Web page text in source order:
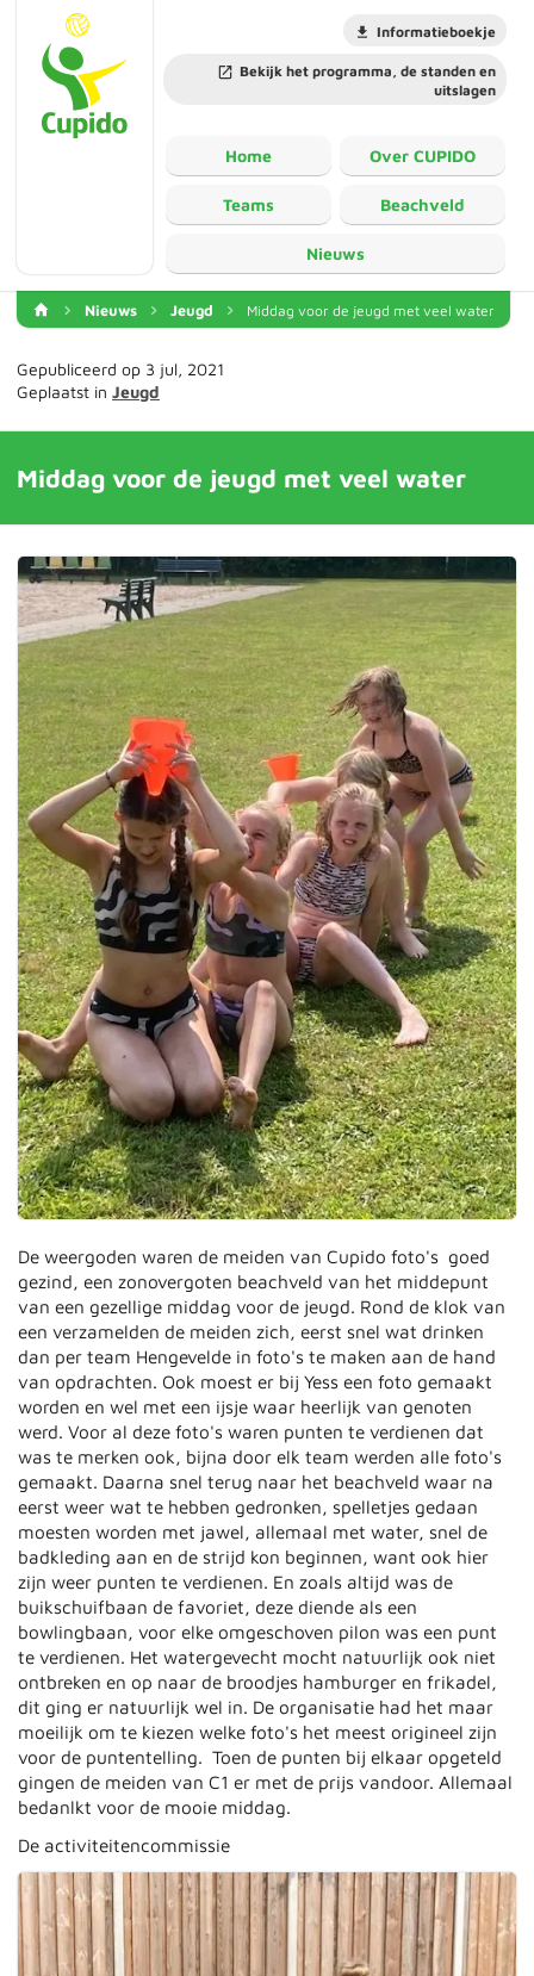
Informatieboekje
Bekijk het programma, de standen en
uitslagen
Home Over CUPIDO
Teams Beachveld
Nieuws
Nieuws Jeugd Middag voor de jeugd met veel water
Gepubliceerd op 3 jul, 2021
Geplaatst in Jeugd
Middag voor de jeugd met veel water
De weergoden waren de meiden van Cupido foto's goed
gezind, een zonovergoten beachveld van het middepunt
van een gezellige middag voor de jeugd. Rond de klok van
een verzamelden de meiden zich, eerst snel wat drinken
dan per team Hengevelde in foto's te maken aan de hand
van opdrachten. Ook moest er bij Yess een foto gemaakt
worden en wel met een ijsje waar heerlijk van genoten
werd. Voor al deze foto's waren punten te verdienen dat
was te merken ook, bijna door elk team werden alle foto's
gemaakt. Daarna snel terug naar het beachveld waar na
eerst weer wat te hebben gedronken, spelletjes gedaan
moesten worden met jawel, allemaal met water, snel de
badkleding aan en de strijd kon beginnen, want ook hier
zijn weer punten te verdienen. En zoals altijd was de
buikschuifbaan de favoriet, deze diende als een
bowlingbaan, voor elke omgeschoven pilon was een punt
te verdienen. Het watergevecht mocht natuurlijk ook niet
ontbreken en op naar de broodjes hamburger en frikadel,
dit ging er natuurlijk wel in. De organisatie had het maar
moeilijk om te kiezen welke foto's het meest origineel zijn
voor de puntentelling. Toen de punten bij elkaar opgeteld
gingen de meiden van C1 er met de prijs vandoor. Allemaal
bedanlkt voor de mooie middag.
De activiteitencommissie